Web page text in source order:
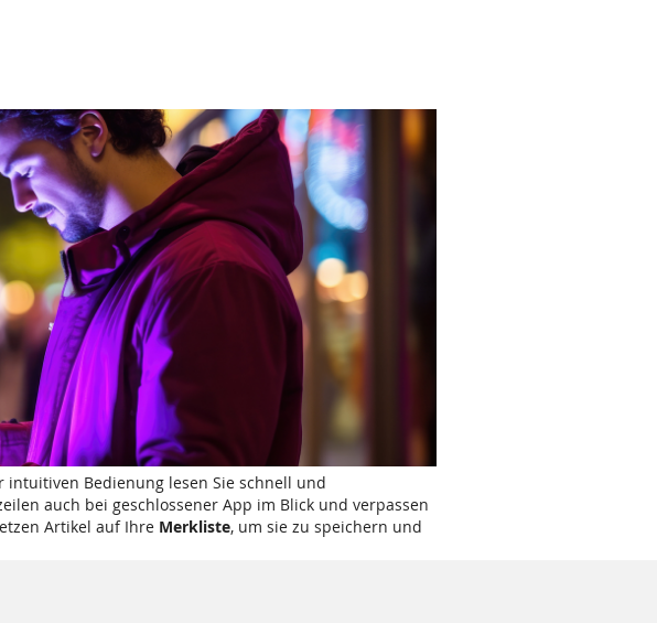
intuitiven Bedienung lesen Sie schnell und
auch bei geschlossener App im Blick und verpassen
Artikel auf Ihre Merkliste, um sie zu speichern und